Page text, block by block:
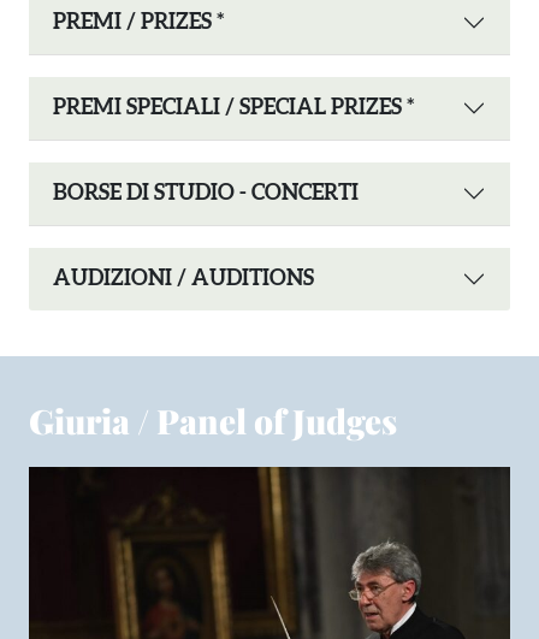
PREMI / PRIZES *
PREMI SPECIALI / SPECIAL PRIZES *
BORSE DI STUDIO - CONCERTI
AUDIZIONI / AUDITIONS
Giuria / Panel of Judges